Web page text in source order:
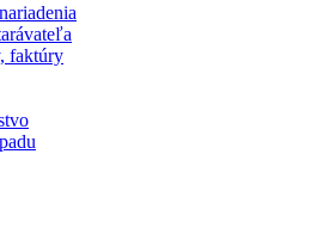
faktúry